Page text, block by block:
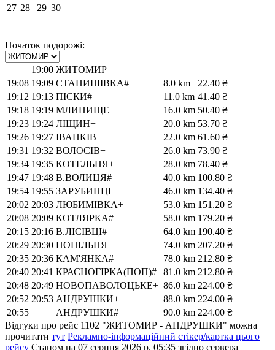
27 28 29 30
Початок подорожі:
19:00 ЖИТОМИР
19:08 19:09 СТАНИШІВКА# 8.0 km
22.40 ₴
19:12 19:13 ПІСКИ# 11.0 km 41.40 ₴
19:18 19:19 МЛИНИЩЕ+ 16.0 km 50.40 ₴
19:23 19:24 ЛІЩИН+ 20.0 km 53.70 ₴
19:26 19:27 ІВАНКІВ+ 22.0 km 61.60 ₴
19:31 19:32 ВОЛОСIВ+ 26.0 km 73.90 ₴
19:34 19:35 КОТЕЛЬНЯ+ 28.0 km 78.40 ₴
19:47 19:48 В.ВОЛИЦЯ# 40.0 km 100.80 ₴
19:54 19:55 ЗАРУБИНЦI+ 46.0 km 134.40 ₴
20:02 20:03 ЛЮБИМІВКА+ 53.0 km 151.20 ₴
20:08 20:09 КОТЛЯРКА# 58.0 km 179.20 ₴
20:15 20:16 В.ЛIСIВЦI# 64.0 km 190.40 ₴
20:29 20:30 ПОПІЛЬНЯ 74.0 km 207.20 ₴
20:35 20:36 КАМ'ЯНКА# 78.0 km 212.80 ₴
20:40 20:41 КРАСНОГIРКА(ПОП)# 81.0 km 212.80 ₴
20:48 20:49 НОВОПАВОЛОЦЬКЕ+ 86.0 km 224.00 ₴
20:52 20:53 АНДРУШКИ+ 88.0 km 224.00 ₴
20:55
АНДРУШКИ# 90.0 km 224.00 ₴
Відгуки про рейс 1102 "ЖИТОМИР - АНДРУШКИ" можна
прочитати тут Рекламно-інформаційний стікер/картка цього
рейсу Станом на 07 серпня 2026 р. 05:35 згідно сервера